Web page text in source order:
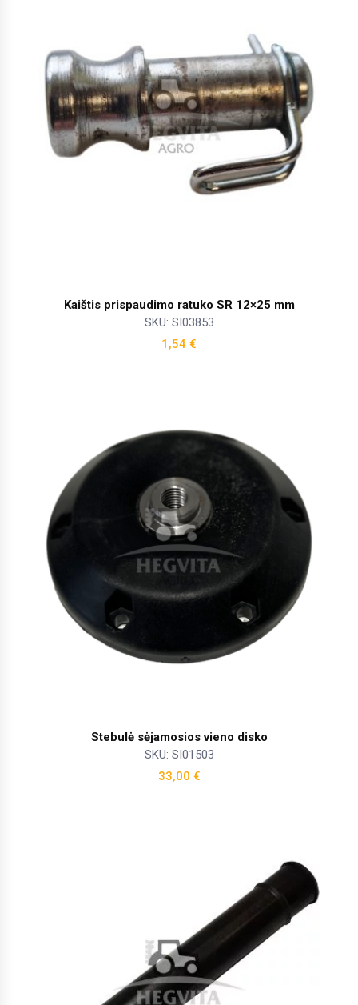
Kaištis prispaudimo ratuko SR 12×25 mm
SKU: SI03853
1,54 €
Stebulė sėjamosios vieno disko
SKU: SI01503
33,00 €